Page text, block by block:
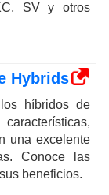
SV y otros
Hybrids
híbridos de
una excelente
Conoce las
beneficios.